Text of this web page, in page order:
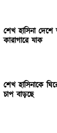
শেখ হাসিনা
কারাগারে যাক
শেখ হাসিনাকে
চাপ বাড়ছে